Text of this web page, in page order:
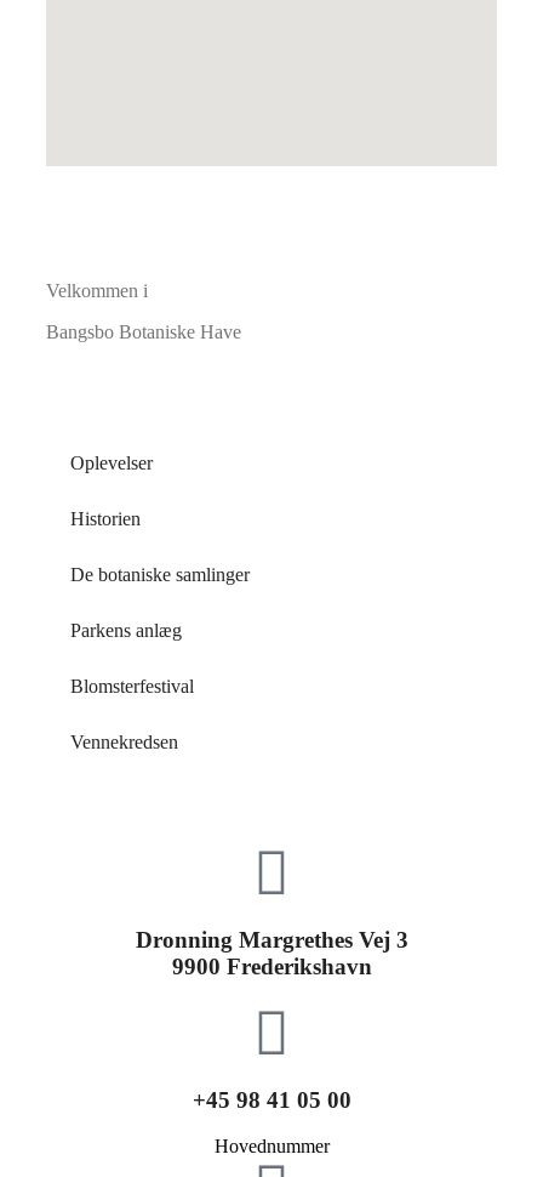
Velkommen i
Bangsbo Botaniske Have
Oplevelser
Historien
De botaniske samlinger
Parkens anlæg
Blomsterfestival
Vennekredsen
Dronning Margrethes Vej 3
9900 Frederikshavn
+45 98 41 05 00
Hovednummer